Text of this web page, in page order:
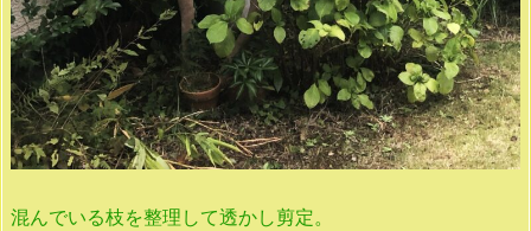
混んでいる枝を整理して透かし剪定。